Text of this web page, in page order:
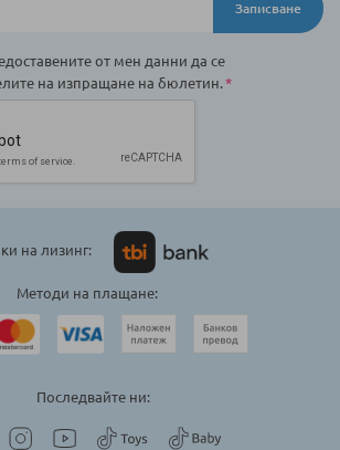
Записване
от мен данни да се
на изпращане на бюлетин.
на лизинг:
Методи на плащане:
Последвайте ни: